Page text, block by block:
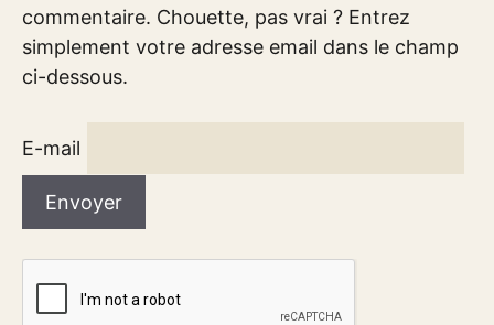
commentaire. Chouette, pas vrai ? Entrez
simplement votre adresse email dans le champ
ci-dessous.
E-mail